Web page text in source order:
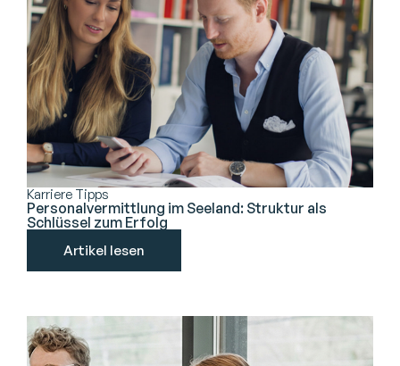
Karriere Tipps
Personalvermittlung im Seeland: Struktur als
Schlüssel zum Erfolg
Artikel lesen